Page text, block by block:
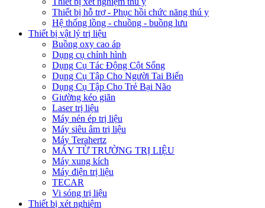
Thiết bị hỗ trợ - Phục hồi chức năng thú y
Hệ thống lồng - chuồng - buồng lưu
Thiết bị vật lý trị liệu
Buồng oxy cao áp
Dụng cụ chỉnh hình
Dụng Cụ Tác Động Cột Sống
Dụng Cụ Tập Cho Người Tai Biến
Dụng Cụ Tập Cho Trẻ Bại Não
Giường kéo giãn
Laser trị liệu
Máy nén ép trị liệu
Máy siêu âm trị liệu
Máy Terahertz
MÁY TỪ TRƯỜNG TRỊ LIỆU
Máy xung kích
Máy điện trị liệu
TECAR
Vi sóng trị liệu
Thiết bị xét nghiệm